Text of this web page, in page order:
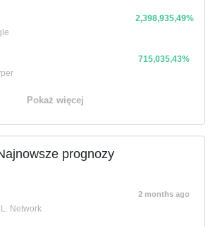
2,398,935,49%
715,035,43%
Pokaż więcej
prognozy
Network
2 months ago